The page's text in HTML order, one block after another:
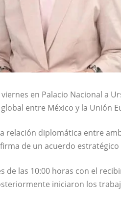
en Palacio Nacional a
entre México y la Unión
relación diplomática entre
de un acuerdo
de las 10:00 horas con el
iniciaron los